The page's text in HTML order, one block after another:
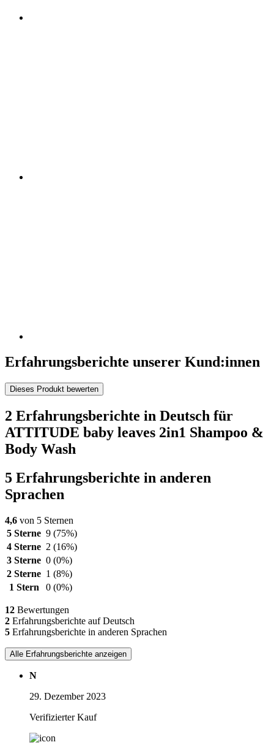
Erfahrungsberichte unserer Kund:innen
Dieses Produkt bewerten
2 Erfahrungsberichte in Deutsch für
ATTITUDE baby leaves 2in1 Shampoo &
Body Wash
5 Erfahrungsberichte in anderen
Sprachen
4,6 von 5 Sternen
5 Sterne 9 (75%)
4 Sterne 2 (16%)
3 Sterne 0 (0%)
2 Sterne 1 (8%)
1 Stern
0 (0%)
12 Bewertungen
2 Erfahrungsberichte auf Deutsch
5 Erfahrungsberichte in anderen Sprachen
Alle Erfahrungsberichte anzeigen
N
29. Dezember 2023
Verifizierter Kauf